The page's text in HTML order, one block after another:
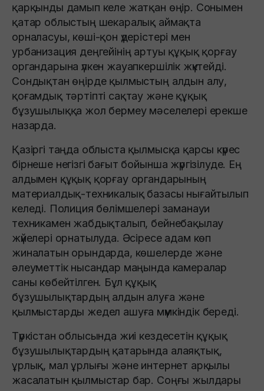
қарқынды дамып келе жатқан өңір. Сонымен
қатар облыстың шекаралық аймақта
орналасуы, көші-қон үдерістері мен
урбанизация деңгейінің артуы құқық қорғау
органдарына үлкен жауапкершілік жүктейді.
Сондықтан өңірде қылмыстың алдын алу,
қоғамдық тәртіпті сақтау және құқық
бұзушылыққа жол бермеу мәселелері ерекше
назарда.
Қазіргі таңда облыста қылмысқа қарсы күрес
бірнеше негізгі бағыт бойынша жүргізілуде. Ең
алдымен құқық қорғау органдарының
материалдық-техникалық базасы нығайтылып
келеді. Полиция бөлімшелері заманауи
техникамен жабдықталып, бейнебақылау
жүйелері орнатылуда. Әсіресе адам көп
жиналатын орындарда, көшелерде және
әлеуметтік нысандар маңында камералар
саны көбейтілген. Бұл құқық
бұзушылықтардың алдын алуға және
қылмыстарды жедел ашуға мүмкіндік береді.
Түркістан облысында жиі кездесетін құқық
бұзушылықтардың қатарында алаяқтық,
ұрлық, мал ұрлығы және интернет арқылы
жасалатын қылмыстар бар. Соңғы жылдары